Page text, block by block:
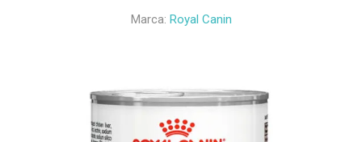
Marca: Royal Canin